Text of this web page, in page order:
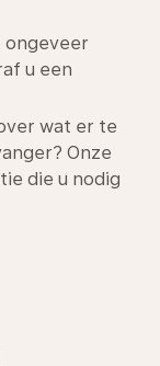
u een
wat er te
Onze
die u nodig